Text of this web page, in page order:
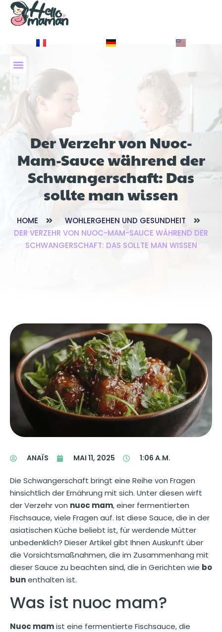
Der Verzehr von Nuoc-
Mam-Sauce während der
Schwangerschaft: Das
sollte man wissen
HOME
WOHLERGEHEN UND GESUNDHEIT
DER VERZEHR VON NUOC-MAM-SAUCE WÄHREND DER
SCHWANGERSCHAFT: DAS SOLLTE MAN WISSEN
ANAÏS MAI 11, 2025 1:06 A.M.
Die Schwangerschaft bringt eine Reihe von Fragen
hinsichtlich der Ernährung mit sich. Unter diesen wirft
der Verzehr von nuoc mam, einer fermentierten
Fischsauce, viele Fragen auf. Ist diese Sauce, die in der
asiatischen Küche beliebt ist, für werdende Mütter
unbedenklich? Dieser Artikel gibt Ihnen Auskunft über
die Vorsichtsmaßnahmen, die im Zusammenhang mit
dieser Sauce zu beachten sind, die in Gerichten wie bo
bunenthalten ist.
Was ist nuoc mam?
Nuoc mamist eine fermentierte Fischsauce, die